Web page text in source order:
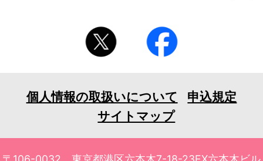
個人情報の取扱いについて
申込規定
サイトマップ